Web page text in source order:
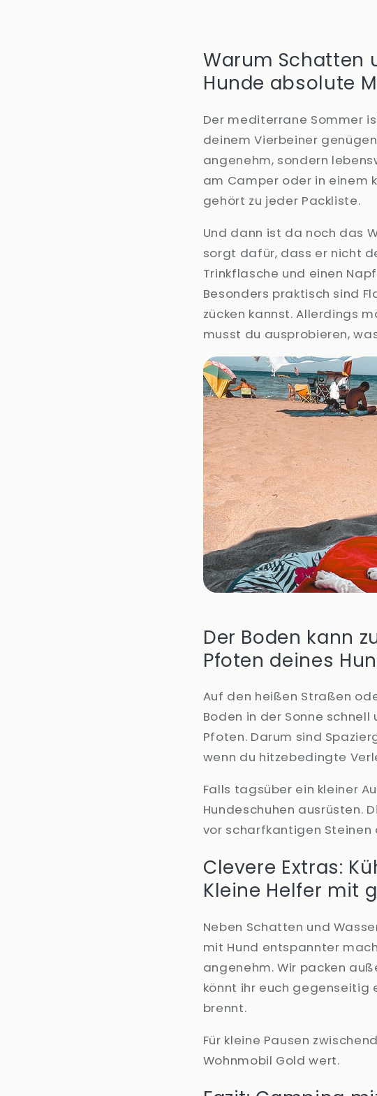
Warum Schatten
Hunde absolute
Der mediterrane Sommer
deinem Vierbeiner
angenehm, sondern
am Camper oder in einem
gehört zu jeder Packliste.
Und dann ist da noch das
sorgt dafür, dass er nicht
Trinkflasche und einen
Besonders praktisch sind
zücken kannst. Allerdings
musst du ausprobieren,
Der Boden kann
Pfoten deines
Auf den heißen Straßen
Boden in der Sonne
Pfoten. Darum sind
wenn du hitzebedingte
Falls tagsüber ein kleiner
Hundeschuhen ausrüsten.
vor scharfkantigen Steinen
Clevere Extras:
Kleine Helfer mit
Neben Schatten und
mit Hund entspannter
angenehm. Wir packen
könnt ihr euch gegenseitig
brennt.
Für kleine Pausen
Wohnmobil Gold wert.